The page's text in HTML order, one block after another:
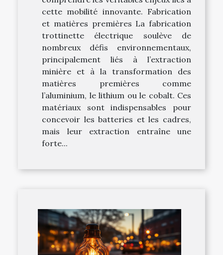
cette mobilité innovante. Fabrication
et matières premières La fabrication
trottinette électrique soulève de
nombreux défis environnementaux,
principalement liés à l’extraction
minière et à la transformation des
matières premières comme
l’aluminium, le lithium ou le cobalt. Ces
matériaux sont indispensables pour
concevoir les batteries et les cadres,
mais leur extraction entraîne une
forte...